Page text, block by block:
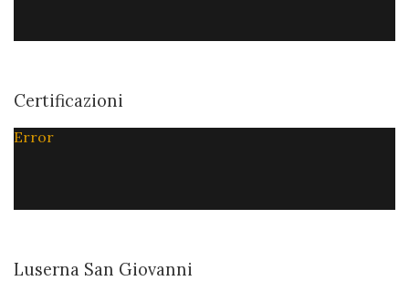
Certificazioni
Error
Luserna San Giovanni